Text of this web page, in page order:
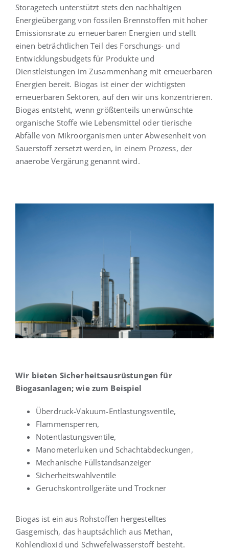
Deutsch
Storagetech unterstützt stets den nachhaltigen
Energieübergang von fossilen Brennstoffen mit hoher
Emissionsrate zu erneuerbaren Energien und stellt
einen beträchtlichen Teil des Forschungs- und
Entwicklungsbudgets für Produkte und
Dienstleistungen im Zusammenhang mit erneuerbaren
Energien bereit. Biogas ist einer der wichtigsten
erneuerbaren Sektoren, auf den wir uns konzentrieren.
Biogas entsteht, wenn größtenteils unerwünschte
organische Stoffe wie Lebensmittel oder tierische
Abfälle von Mikroorganismen unter Abwesenheit von
Sauerstoff zersetzt werden, in einem Prozess, der
anaerobe Vergärung genannt wird.
Wir bieten Sicherheitsausrüstungen für
Biogasanlagen; wie zum Beispiel
Überdruck-Vakuum-Entlastungsventile,
Flammensperren,
Notentlastungsventile,
Manometerluken und Schachtabdeckungen,
Mechanische Füllstandsanzeiger
Sicherheitswahlventile
Geruchskontrollgeräte und Trockner
Biogas ist ein aus Rohstoffen hergestelltes
Gasgemisch, das hauptsächlich aus Methan,
Kohlendioxid und Schwefelwasserstoff besteht.